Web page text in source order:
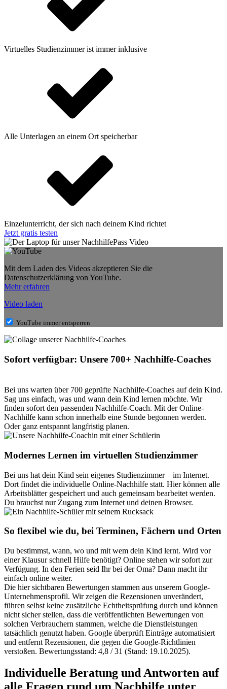
Virtuelles Studienzimmer ist immer inklusive
Alle Unterlagen an einem Ort speicherbar
Einzelunterricht, der sich nach deinem Kind richtet
Jetzt gratis testen
Mit dem Laden des Videos akzeptieren Sie die
Datenschutzerklärung von YouTube.
Mehr erfahren
Video laden
YouTube immer entsperren
Sofort verfügbar: Unsere 700+ Nachhilfe-Coaches
Bei uns warten über 700 geprüfte Nachhilfe-Coaches auf dein Kind.
Sag uns einfach, was und wann dein Kind lernen möchte. Wir
finden sofort den passenden Nachhilfe-Coach. Mit der Online-
Nachhilfe kann schon innerhalb eine Stunde begonnen werden.
Oder ganz entspannt langfristig planen.
Modernes Lernen im virtuellen Studienzimmer
Bei uns hat dein Kind sein eigenes Studienzimmer – im Internet.
Dort findet die individuelle Online-Nachhilfe statt. Hier können alle
Arbeitsblätter gespeichert und auch gemeinsam bearbeitet werden.
Du brauchst nur Zugang zum Internet und deinen Browser.
So flexibel wie du, bei Terminen, Fächern und Orten
Du bestimmst, wann, wo und mit wem dein Kind lernt. Wird vor
einer Klausur schnell Hilfe benötigt? Online stehen wir sofort zur
Verfügung. In den Ferien seid Ihr bei der Oma? Dann macht ihr
einfach online weiter.
Die hier sichtbaren Bewertungen stammen aus unserem Google-
Unternehmensprofil. Wir zeigen die Rezensionen unverändert,
führen selbst keine zusätzliche Echtheitsprüfung durch und können
nicht sicher stellen, dass die veröffentlichten Bewertungen von
solchen Verbrauchern stammen, welche die Dienstleistungen
tatsächlich genutzt haben. Google überprüft Einträge automatisiert
und entfernt Rezensionen, die gegen die Google-Richtlinien
verstoßen. Bewertungsstand: 4,8 / 31 (Stand: 19.10.2025).
Individuelle Beratung und Antworten auf